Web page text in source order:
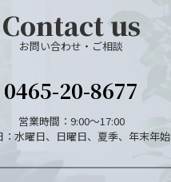
Contact us
お問い合わせ・ご相談
0465-20-8677
営業時間：9:00～17:00
：水曜日、日曜日、夏季、年末年始